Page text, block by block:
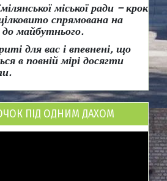
міської ради – крок
спрямована на
до майбутнього.
для вас і впевнені, що
в повній мірі досягти
ПІД ОДНИМ ДАХОМ